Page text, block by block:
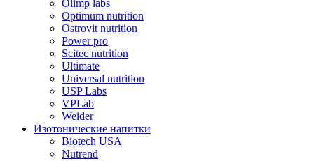
Olimp labs
Optimum nutrition
Ostrovit nutrition
Power pro
Scitec nutrition
Ultimate
Universal nutrition
USP Labs
VPLab
Weider
Изотонические напитки
Biotech USA
Nutrend